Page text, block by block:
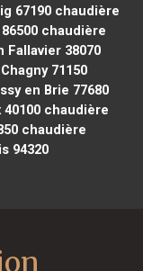
67190chaudière
chaudière
38070
71150
en Brie 77680
chaudière
chaudière
94320